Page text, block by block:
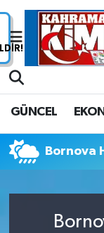
GÜNCEL
Bornova
Nöbetçi
Trafik
Süper Lig